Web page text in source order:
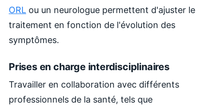
ORL ou un neurologue permettent d'ajuster le
traitement en fonction de l'évolution des
symptômes.
Prises en charge interdisciplinaires
Travailler en collaboration avec différents
professionnels de la santé, tels que